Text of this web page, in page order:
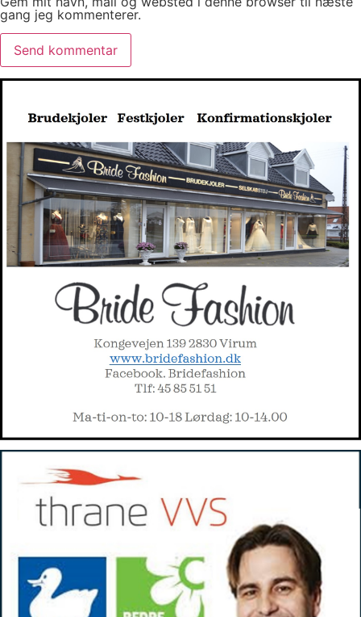
gang jeg kommenterer.